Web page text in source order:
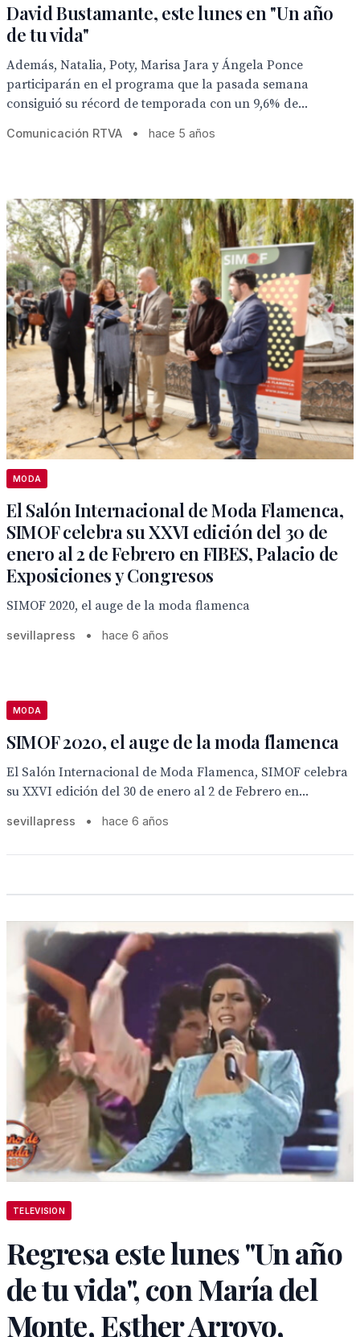
David Bustamante, este lunes en "Un año
de tu vida"
Además, Natalia, Poty, Marisa Jara y Ángela Ponce
participarán en el programa que la pasada semana
consiguió su récord de temporada con un 9,6% de...
Comunicación RTVA • hace 5 años
MODA
El Salón Internacional de Moda Flamenca,
SIMOF celebra su XXVI edición del 30 de
enero al 2 de Febrero en FIBES, Palacio de
Exposiciones y Congresos
SIMOF 2020, el auge de la moda flamenca
sevillapress • hace 6 años
MODA
SIMOF 2020, el auge de la moda flamenca
El Salón Internacional de Moda Flamenca, SIMOF celebra
su XXVI edición del 30 de enero al 2 de Febrero en...
sevillapress • hace 6 años
TELEVISION
Regresa este lunes "Un año
de tu vida", con María del
Monte, Esther Arroyo,